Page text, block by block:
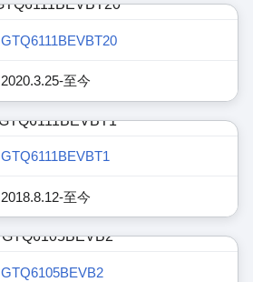
GTQ6111BEVBT20
2020.3.25-至今
GTQ6111BEVBT1
2018.8.12-至今
GTQ6105BEVB2